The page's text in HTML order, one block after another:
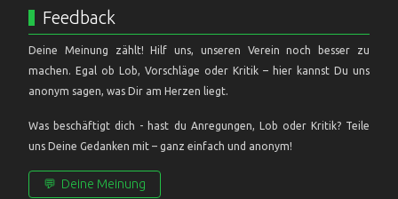
Feedback
Deine Meinung zählt! Hilf uns, unseren Verein noch besser zu
machen. Egal ob Lob, Vorschläge oder Kritik – hier kannst Du uns
anonym sagen, was Dir am Herzen liegt.
Was beschäftigt dich - hast du Anregungen, Lob oder Kritik? Teile
uns Deine Gedanken mit – ganz einfach und anonym!
💬 Deine Meinung